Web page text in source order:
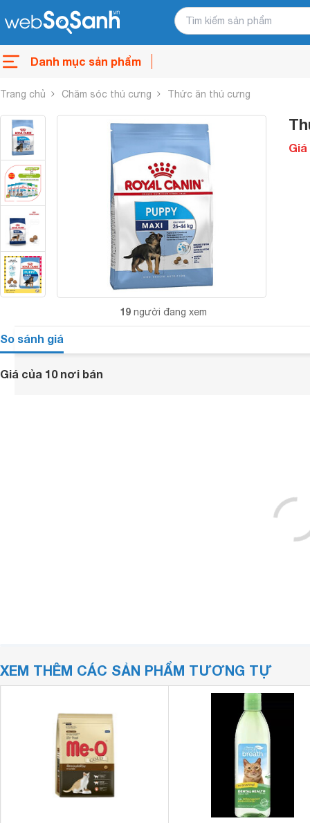
Danh mục sản phẩm
Trang chủ Chăm sóc thú cưng Thức ăn thú cưng
19 người đang xem
So sánh giá
Giá của 10 nơi bán
XEM THÊM CÁC SẢN PHẨM TƯƠNG TỰ